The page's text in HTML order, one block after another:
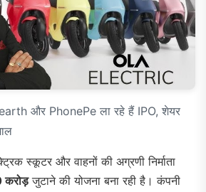
और PhonePe ला रहे हैं IPO, शेयर
स्कूटर और वाहनों की अग्रणी निर्माता
जुटाने की योजना बना रही है। कंपनी